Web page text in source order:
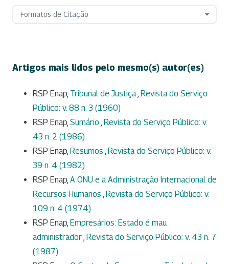
Formatos de Citação
Artigos mais lidos pelo mesmo(s) autor(es)
RSP Enap, Tribunal de Justiça, Revista do Serviço
Público: v. 88 n. 3 (1960)
RSP Enap, Sumário , Revista do Serviço Público: v.
43 n. 2 (1986)
RSP Enap, Resumos , Revista do Serviço Público: v.
39 n. 4 (1982)
RSP Enap, A ONU e a Administração Internacional de
Recursos Humanos , Revista do Serviço Público: v.
109 n. 4 (1974)
RSP Enap, Empresários: Estado é mau
administrador, Revista do Serviço Público: v. 43 n. 7
(1987)